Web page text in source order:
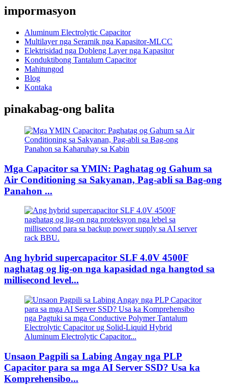
impormasyon
Aluminum Electrolytic Capacitor
Multilayer nga Seramik nga Kapasitor-MLCC
Elektrisidad nga Dobleng Layer nga Kapasitor
Konduktibong Tantalum Capacitor
Mahitungod
Blog
Kontaka
pinakabag-ong balita
Mga Capacitor sa YMIN: Paghatag og Gahum sa
Air Conditioning sa Sakyanan, Pag-abli sa Bag-ong
Panahon ...
Ang hybrid supercapacitor SLF 4.0V 4500F
naghatag og lig-on nga kapasidad nga hangtod sa
millisecond level...
Unsaon Pagpili sa Labing Angay nga PLP
Capacitor para sa mga AI Server SSD? Usa ka
Komprehensibo...